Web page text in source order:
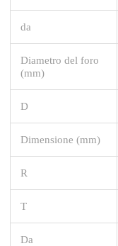
da
Diametro del foro
(mm)
D
Dimensione (mm)
R
T
Da